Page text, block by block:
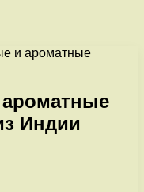
и ароматные
Индии